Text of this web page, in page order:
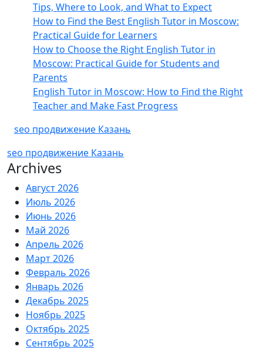
Tips, Where to Look, and What to Expect
How to Find the Best English Tutor in Moscow:
Practical Guide for Learners
How to Choose the Right English Tutor in
Moscow: Practical Guide for Students and
Parents
English Tutor in Moscow: How to Find the Right
Teacher and Make Fast Progress
seo продвижение Казань
seo продвижение Казань
Archives
Август 2026
Июль 2026
Июнь 2026
Май 2026
Апрель 2026
Март 2026
Февраль 2026
Январь 2026
Декабрь 2025
Ноябрь 2025
Октябрь 2025
Сентябрь 2025